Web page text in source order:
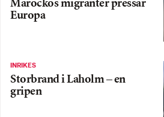
Marockos migranter pressar
Europa
INRIKES
Storbrand i Laholm – en
gripen